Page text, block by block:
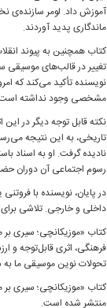
آموزش داد. لومر سازنده‌ی
ماندگاری پدید آوردند.
کتاب همچنین به پیوند
تغییر در قالب‌های
نویسنده تأکید می‌کند که
مشخصی وجود نداشته
نکته‌ قابل توجه دیگر در
تاریخی، به این نتیجه
نادیده گرفت. او به
رسوم اجتماعی آن دوران
در پایان، نویسنده با
داخلی و خارجی. تلاشی برای
کتاب «موزیکانچی؛ سیری بر
فرهنگی، اثری قابل‌توجه و
تحولات نوین موسیقی ما به
منتشر شده است.